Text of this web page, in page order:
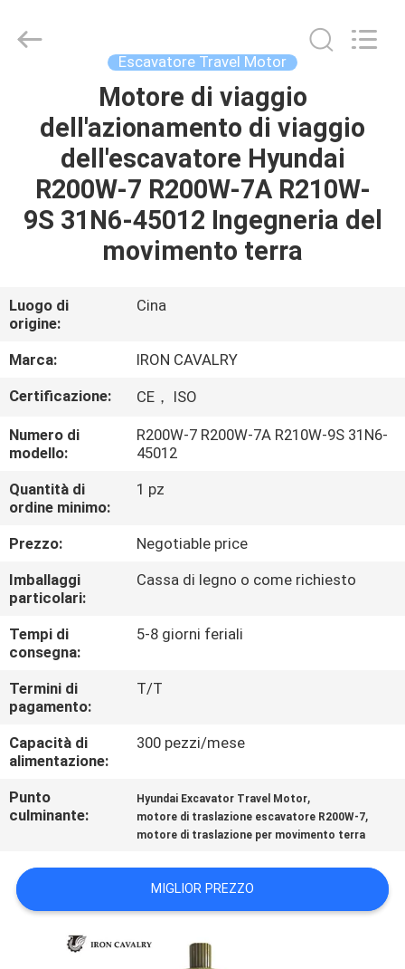
PRODOTTI
VIDEO
VR
CHI
SIAMO
FATORY
TOUR
CONTROLLO
DI
QUALITÀ
CONTATTACI
NOTIZIE
TUTTI
RICHIEDERE
UN
PREVENTIVO
Machinery
Escavatore Travel Motor
Motore di viaggio
dell'azionamento di viaggio
dell'escavatore Hyundai
R200W-7 R200W-7A R210W-
9S 31N6-45012 Ingegneria del
movimento terra
Luogo di
origine:
Cina
Marca:
IRON CAVALRY
Certificazione:
CE， ISO
Numero di
modello:
R200W-7 R200W-7A R210W-9S 31N6-
45012
Quantità di
ordine minimo:
1 pz
Prezzo:
Negotiable price
Imballaggi
particolari:
Cassa di legno o come richiesto
Tempi di
consegna:
5-8 giorni feriali
Termini di
pagamento:
T/T
Capacità di
alimentazione:
300 pezzi/mese
Punto
culminante:
Hyundai Excavator Travel Motor,
motore di traslazione escavatore R200W-7,
motore di traslazione per movimento terra
MIGLIOR PREZZO